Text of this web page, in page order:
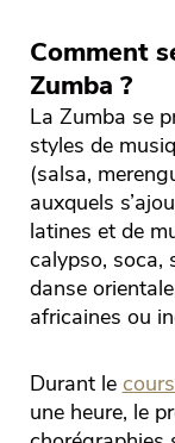
Comment
Zumba ?
La Zumba se
styles de
(salsa,
auxquels
latines et de
calypso, soca,
danse
africaines ou
Durant le
une heure, le